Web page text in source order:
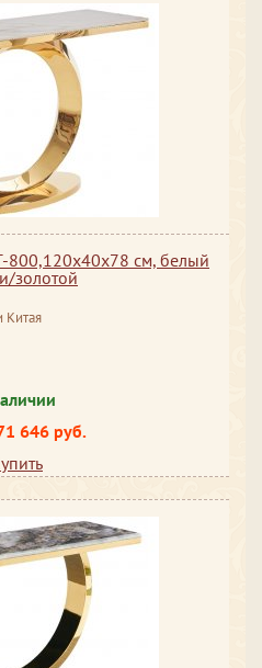
800,120х40х78 см, белый
золотой
Китая
646 руб.